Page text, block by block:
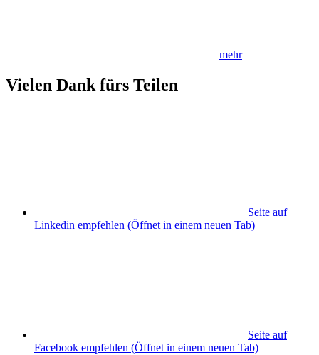
mehr
Vielen Dank fürs Teilen
Seite auf
Linkedin empfehlen (Öffnet in einem neuen Tab)
Seite auf
Facebook empfehlen (Öffnet in einem neuen Tab)